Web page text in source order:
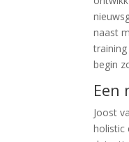
naast
begin
Een
Joost
holistic